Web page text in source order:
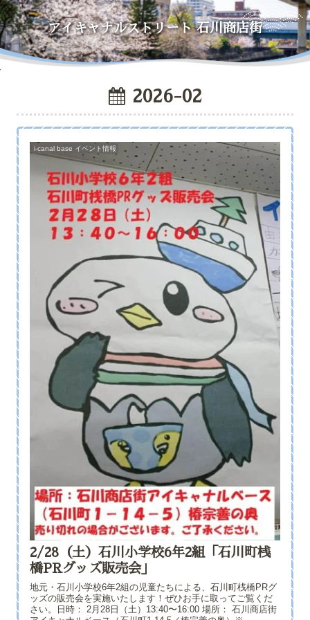
アイキャナルストリート石川商店街
2026-02
i-canal base イベント情報
2/28（土）石川小学校6年2組「石川町桟
橋PRグッズ販売会」
地元・石川小学校6年2組の児童たちによる、石川町桟橋PRグ
ッズの販売会を実施いたします！ぜひお手に取ってご覧くだ
さい。日時： 2月28日（土）13:40〜16:00 場所： 石川商店街